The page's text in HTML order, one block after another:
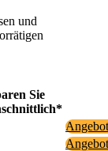
und
Sie